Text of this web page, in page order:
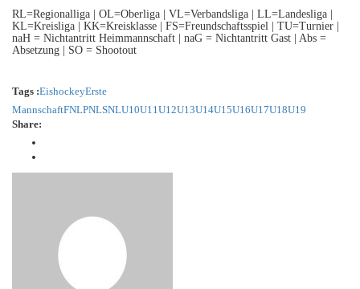
RL=Regionalliga | OL=Oberliga | VL=Verbandsliga | LL=Landesliga |
KL=Kreisliga | KK=Kreisklasse | FS=Freundschaftsspiel | TU=Turnier |
naH = Nichtantritt Heimmannschaft | naG = Nichtantritt Gast | Abs =
Absetzung | SO = Shootout
Tags :EishockeyErste
MannschaftFNLPNLSNLU10U11U12U13U14U15U16U17U18U19
Share: